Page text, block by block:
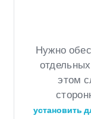
Нужно
этом
установить